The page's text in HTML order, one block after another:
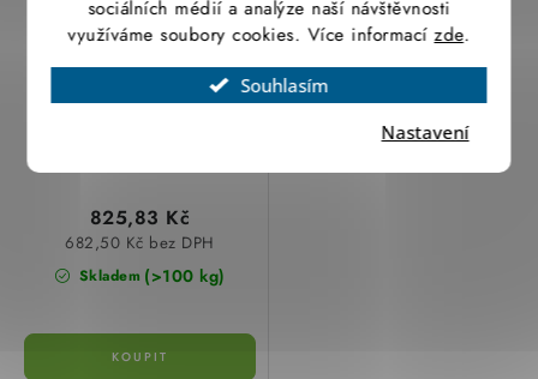
sociálních médií a analýze naší návštěvnosti
využíváme soubory cookies. Více informacízde.
Souhlasím
Nastavení
polotvrdý T/2 (0,45
kg/m)
Skladem (>100 kg)
682,50 Kč bez DPH
825,83 Kč